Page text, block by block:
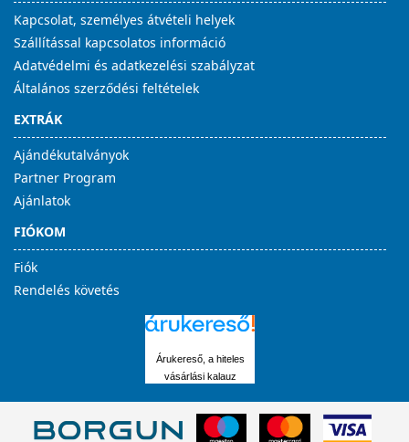
Kapcsolat, személyes átvételi helyek
Szállítással kapcsolatos információ
Adatvédelmi és adatkezelési szabályzat
Általános szerződési feltételek
EXTRÁK
Ajándékutalványok
Partner Program
Ajánlatok
FIÓKOM
Fiók
Rendelés követés
Árukereső, a hiteles
vásárlási kalauz